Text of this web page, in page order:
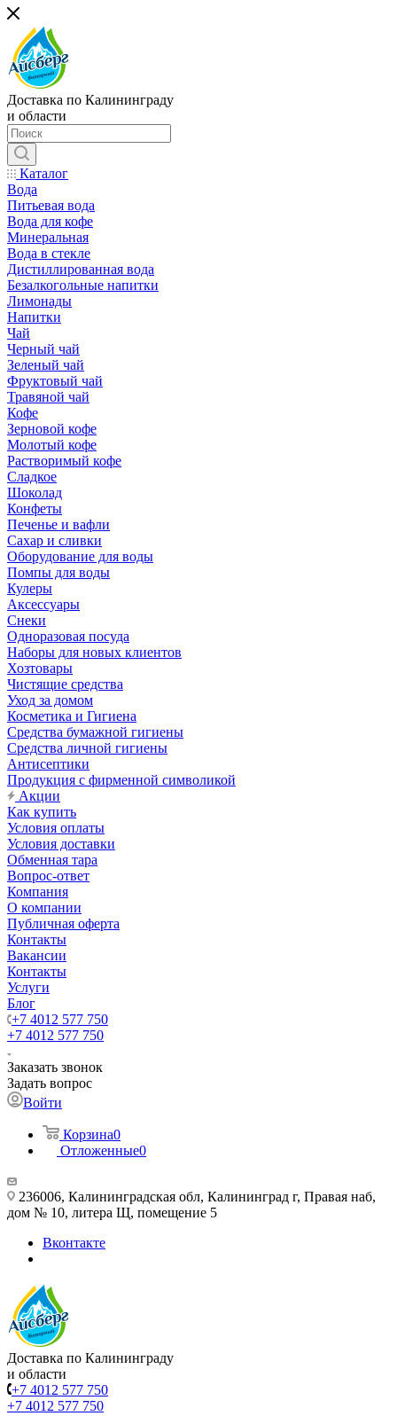
Доставка по Калининграду
и области
Каталог
Вода
Питьевая вода
Вода для кофе
Минеральная
Вода в стекле
Дистиллированная вода
Безалкогольные напитки
Лимонады
Напитки
Чай
Черный чай
Зеленый чай
Фруктовый чай
Травяной чай
Кофе
Зерновой кофе
Молотый кофе
Растворимый кофе
Сладкое
Шоколад
Конфеты
Печенье и вафли
Сахар и сливки
Оборудование для воды
Помпы для воды
Кулеры
Аксессуары
Снеки
Одноразовая посуда
Наборы для новых клиентов
Хозтовары
Чистящие средства
Уход за домом
Косметика и Гигиена
Средства бумажной гигиены
Средства личной гигиены
Антисептики
Продукция с фирменной символикой
Акции
Как купить
Условия оплаты
Условия доставки
Обменная тара
Вопрос-ответ
Компания
О компании
Публичная оферта
Контакты
Вакансии
Контакты
Услуги
Блог
+7 4012 577 750
+7 4012 577 750
Заказать звонок
Задать вопрос
Войти
Корзина0
Отложенные0
236006, Калининградская обл, Калининград г, Правая наб,
дом № 10, литера Щ, помещение 5
Вконтакте
Доставка по Калининграду
и области
+7 4012 577 750
+7 4012 577 750